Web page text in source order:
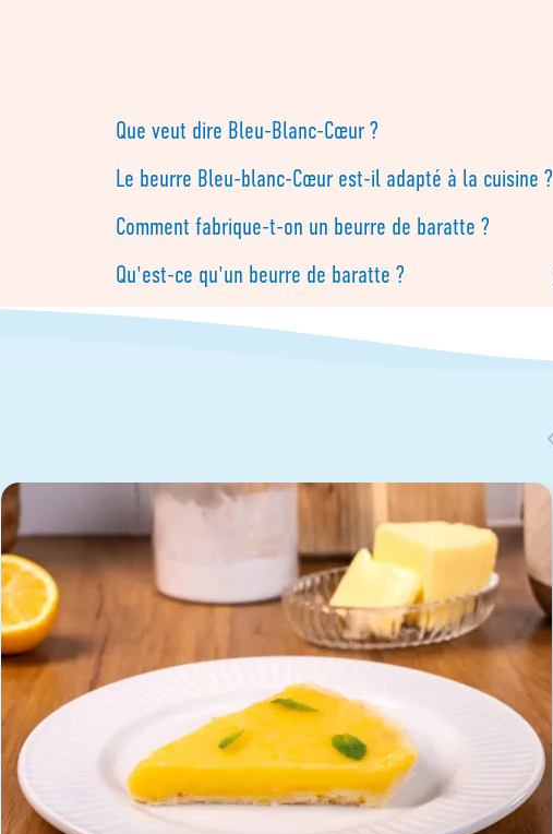
Que veut dire Bleu-Blanc-Cœur ?
Le beurre Bleu-blanc-Cœur est-il adapté à la cuisine ?
Comment fabrique-t-on un beurre de baratte ?
Qu'est-ce qu'un beurre de baratte ?